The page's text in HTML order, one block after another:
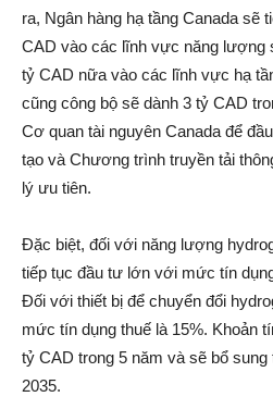
ra, Ngân hàng hạ tầng Canada sẽ
CAD vào các lĩnh vực năng lượng
tỷ CAD nữa vào các lĩnh vực hạ
cũng công bộ sẽ dành 3 tỷ CAD
Cơ quan tài nguyên Canada để
tạo và Chương trình truyền tải
lý ưu tiên.
Đặc biệt, đối với năng lượng
tiếp tục đầu tư lớn với mức tín
Đối với thiết bị để chuyển đổi
mức tín dụng thuế là 15%. Khoản
tỷ CAD trong 5 năm và sẽ bổ
2035.